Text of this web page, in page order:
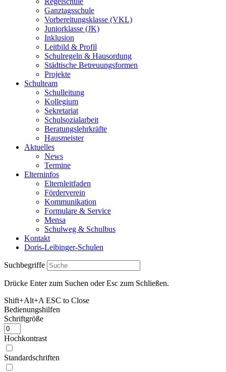
Ganztagsschule
Vorbereitungsklasse (VKL)
Juniorklasse (JK)
Inklusion
Leitbild & Profil
Schulregeln & Hausordung
Städtische Betreuungsformen
Projekte
Schulteam
Schulleitung
Kollegium
Sekretariat
Schulsozialarbeit
Beratungslehrkräfte
Hausmeister
Aktuelles
News
Termine
Elterninfos
Elternleitfaden
Förderverein
Kommunikation
Formulare & Service
Mensa
Schulweg & Schulbus
Kontakt
Doris-Leibinger-Schulen
Suchbegriffe
Drücke Enter zum Suchen oder Esc zum Schließen.
Shift+Alt+A ESC to Close
Bedienungshilfen
Schriftgröße
Hochkontrast
Standardschriften